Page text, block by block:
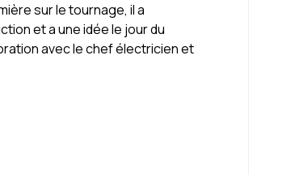
sur le tournage, il a
et a une idée le jour du
avec le chef électricien et